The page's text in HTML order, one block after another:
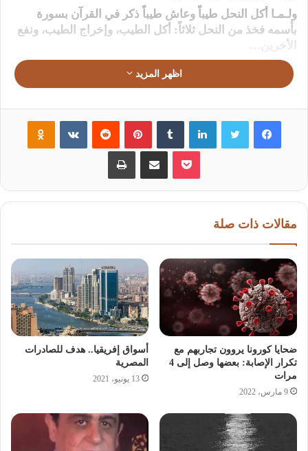
ولـمـا أكل النحل طيباً وعاش طيباً ذكر في القرآن بسورة
بأسمه فخذ من النحل ثلاثاً: أكل الطيب، وإخراج الطيب، ونفع
الأخرين…
ولـمـا ثابرت النمل وتعاونت ذُكرت في القرآن بسورة بأسمها
فخذ من النمل ثلاثاً: أدأب في العمل، وإعادة المحاولة،
ولـمـا عاش الذباب خسيئاً ولا يقع إلا على الجرح، عاش ممقوتاً
فأحذر من الذباب ثلاثاً: خسة الطباع، ودنو الهمة، وهبوط
المنزلة.
الذم فاحذر من العنكبوت ثلاثاً: ضعف البنيان، وهشاشة
الأركان، وعدم الإتقان.
اظهر المزيد
فيسبوك تويتر لينكدإن بينتيريست
بوكيت مشاركة عبر البريد طباعة
مقالات ذات صلة
ضحايا كورونا يروون تجاربهم مع
تكرار الإصابة: بعضها وصل إلى 4
مرات
9 مارس، 2022
أسواق إفريقيا.. هدف للصادرات
المصرية
13 يونيو، 2021